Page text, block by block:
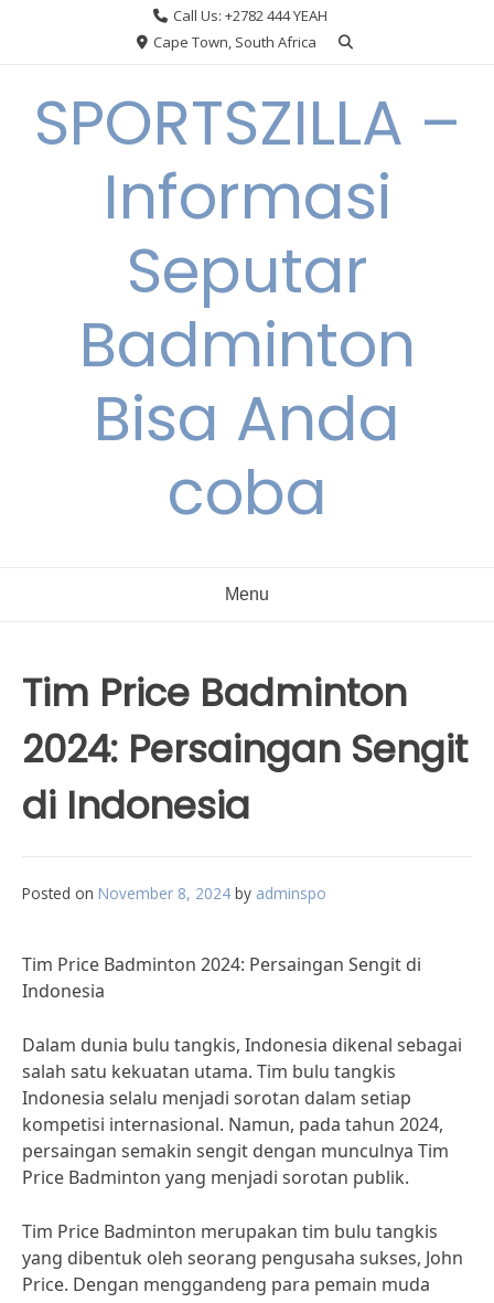
Call Us: +2782 444 YEAH
Cape Town, South Africa
SPORTSZILLA –
Informasi
Seputar
Badminton
Bisa Anda
coba
Menu
Tim Price Badminton
2024: Persaingan Sengit
di Indonesia
Posted on November 8, 2024 by adminspo
Tim Price Badminton 2024: Persaingan Sengit di
Indonesia
Dalam dunia bulu tangkis, Indonesia dikenal sebagai
salah satu kekuatan utama. Tim bulu tangkis
Indonesia selalu menjadi sorotan dalam setiap
kompetisi internasional. Namun, pada tahun 2024,
persaingan semakin sengit dengan munculnya Tim
Price Badminton yang menjadi sorotan publik.
Tim Price Badminton merupakan tim bulu tangkis
yang dibentuk oleh seorang pengusaha sukses, John
Price. Dengan menggandeng para pemain muda